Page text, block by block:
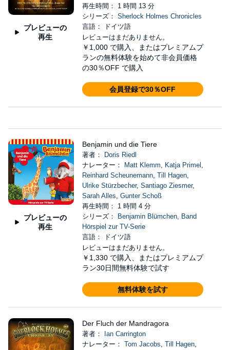
プレビューの
再生
再生時間： 1 時間 13 分
シリーズ： Sherlock Holmes Chronicles
言語： ドイツ語
レビューはまだありません。
￥1,000 で購入、またはプレミアムプ
ランの無料体験を始めて非会員価格
の30％OFF で購入
会員登録で30％OFF
プレビューの
再生
Benjamin und die Tiere
著者：
Doris Riedl
ナレーター：
Matt Klemm, Katja Primel ,
Reinhard Scheunemann, Till Hagen,
Ulrike Stürzbecher, Santiago Ziesmer,
Sarah Alles, Gunter Schoß
再生時間： 1 時間 4 分
シリーズ：
Benjamin Blümchen, Band
Hörspiel zur TV-Serie
言語： ドイツ語
レビューはまだありません。
￥1,330 で購入、またはプレミアムプ
ラン30日間無料体験で試す
無料体験を試す
Der Fluch der Mandragora
著者：
Ian Carrington
ナレーター： Tom Jacobs, Till Hagen,